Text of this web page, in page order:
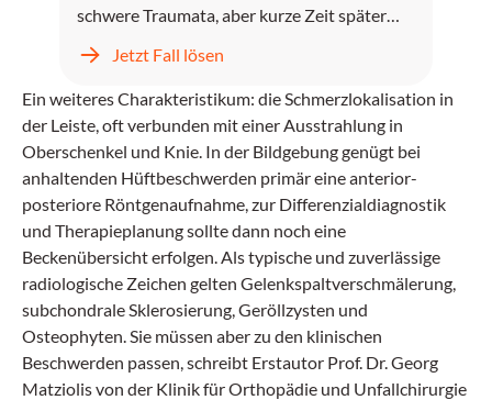
schwere Traumata, aber kurze Zeit später
verliert der Patient die Kontrolle über seine
Beine.
Jetzt Fall lösen
Ein weiteres Charakteristikum: die Schmerzlokalisation in
der Leiste, oft verbunden mit einer Ausstrahlung in
Oberschenkel und Knie. In der Bildgebung genügt bei
anhaltenden Hüftbeschwerden primär eine anterior-
posteriore Röntgenaufnahme, zur Differenzialdiagnostik
und Therapieplanung sollte dann noch eine
Beckenübersicht erfolgen. Als typische und zuverlässige
radiologische Zeichen gelten Gelenkspaltverschmälerung,
subchondrale Sklerosierung, Geröllzysten und
Osteophyten. Sie müssen aber zu den klinischen
Beschwerden passen, schreibt Erstautor Prof. Dr. Georg
Matziolis von der Klinik für Orthopädie und Unfallchirurgie